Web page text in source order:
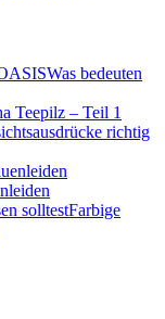
Was bedeuten
Teepilz – Teil 1
richtig
Farbige